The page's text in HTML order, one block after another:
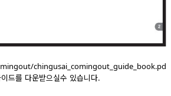
chingusai_comingout_guide_book.pd
드를 다운받으실수 있습니다.